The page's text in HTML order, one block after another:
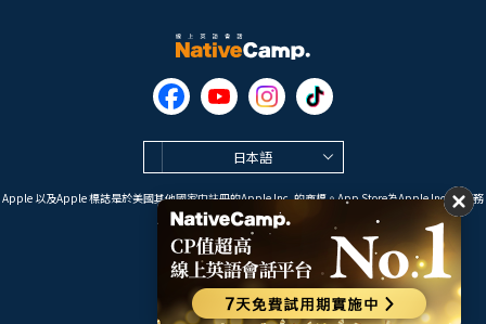
日本語
Apple 以及Apple 標誌是於美國其他國家中註冊的Apple Inc. 的商標。App Store為Apple Inc. 的服務
標誌。
Google Play是 Google LLC 的商標。
Copyright © 2026 線上英語會話
NativeCamp. All Rights Reserved.